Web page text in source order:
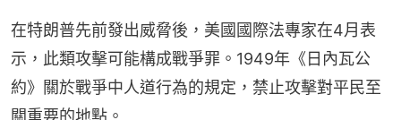
在特朗普先前發出威脅後，美國國際法專家在4月表
示，此類攻擊可能構成戰爭罪。1949年《日內瓦公
約》關於戰爭中人道行為的規定，禁止攻擊對平民至
關重要的地點。